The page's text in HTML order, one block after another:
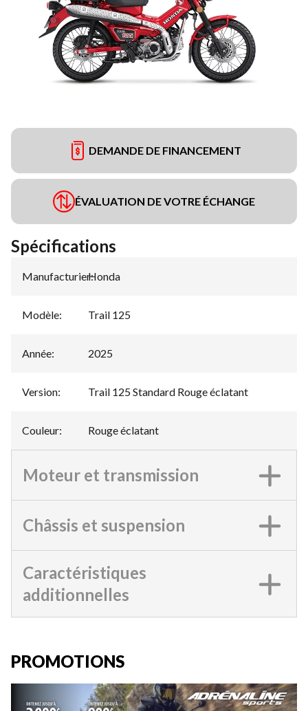
DEMANDE DE FINANCEMENT
ÉVALUATION DE VOTRE ÉCHANGE
Spécifications
Manufacturier:
Honda
Modèle: Trail 125
Année: 2025
Version: Trail 125 Standard Rouge éclatant
Couleur: Rouge éclatant
Moteur et transmission
Châssis et suspension
Caractéristiques
additionnelles
PROMOTIONS